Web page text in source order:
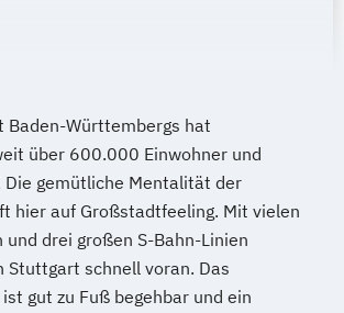
Baden-Württembergs hat
über 600.000 Einwohner und
gemütliche Mentalität der
hier auf Großstadtfeeling. Mit vielen
und drei großen S-Bahn-Linien
Stuttgart schnell voran. Das
gut zu Fuß begehbar und ein